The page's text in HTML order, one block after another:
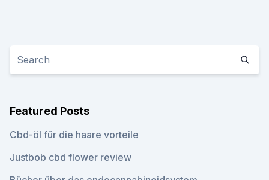
Featured Posts
Cbd-öl für die haare vorteile
Justbob cbd flower review